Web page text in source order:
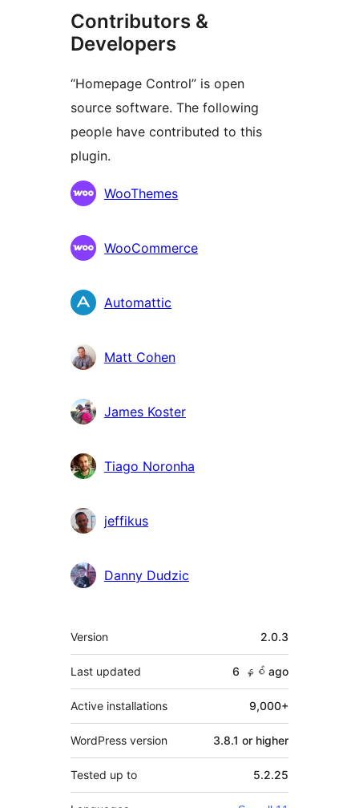
Contributors &
Developers
“Homepage Control” is open
source software. The following
people have contributed to this
plugin.
Contributors
WooThemes
WooCommerce
Automattic
Matt Cohen
James Koster
Tiago Noronha
jeffikus
Danny Dudzic
Meta
Version 2.0.3
Last updated 6 နှစ် ago
Active installations 9,000+
WordPress version 3.8.1 or higher
Tested up to 5.2.25